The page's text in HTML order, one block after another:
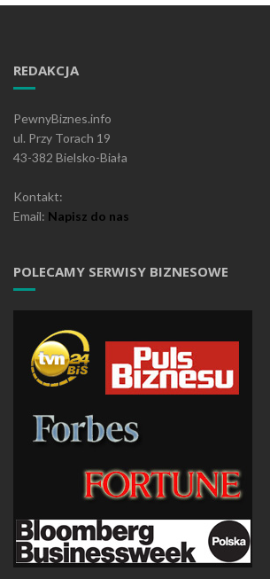
REDAKCJA
PewnyBiznes.info
ul. Przy Torach 19
43-382 Bielsko-Biała
Kontakt:
Email: Napisz do nas
POLECAMY SERWISY BIZNESOWE